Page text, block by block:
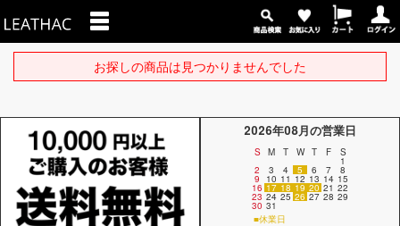
お探しの商品は見つかりませんでした
2026年08月の営業日
S M T W T F S
1
2 3 4 5 6 7 8
9 10 11 12 13 14 15
16 17 18 19 20 21 22
23 24 25 26 27 28 29
30 31
■休業日